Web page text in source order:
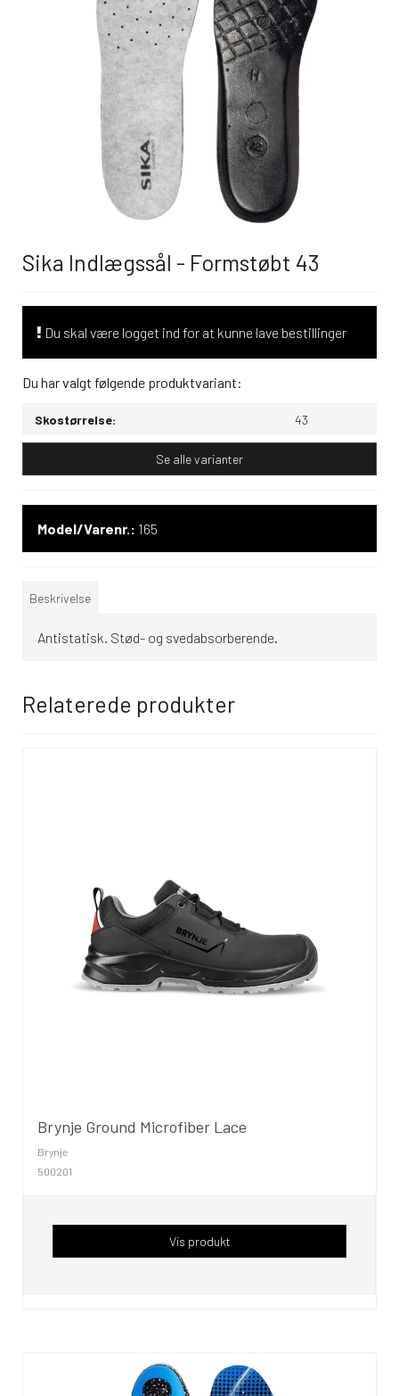
Sika Indlægssål - Formstøbt 43
Du skal være logget ind for at kunne lave bestillinger
Du har valgt følgende produktvariant:
Skostørrelse: 43
Se alle varianter
Model/Varenr.: 165
Beskrivelse
Antistatisk. Stød- og svedabsorberende.
Relaterede produkter
Brynje Ground Microfiber Lace
Brynje
500201
Vis produkt